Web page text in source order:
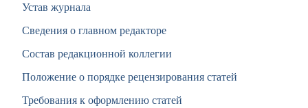
Устав журнала
Сведения о главном редакторе
Состав редакционной коллегии
Положение о порядке рецензирования статей
Требования к оформлению статей